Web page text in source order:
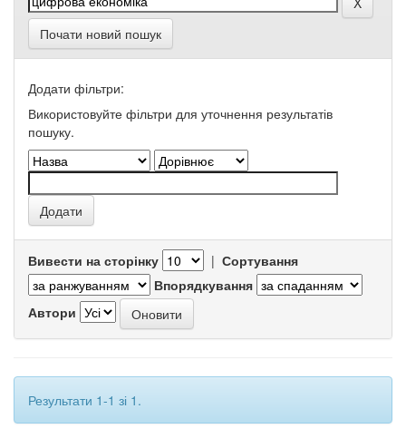
Почати новий пошук
Додати фільтри:
Використовуйте фільтри для уточнення результатів
пошуку.
Вивести на сторінку | Сортування
Впорядкування
Автори
Результати 1-1 зі 1.